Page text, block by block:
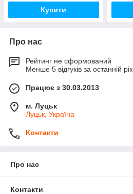
Купити
Про нас
Рейтинг не сформований
Менше 5 відгуків за останній рік
Працює з 30.03.2013
м. Луцьк
Луцьк, Україна
Контакти
Про нас
Контакти